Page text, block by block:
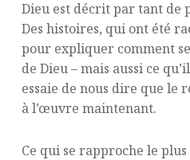
Dieu est décrit par tant de
Des histoires, qui ont été
pour expliquer comment
de Dieu – mais aussi ce
essaie de nous dire que le
à l’œuvre maintenant.
Ce qui se rapproche le